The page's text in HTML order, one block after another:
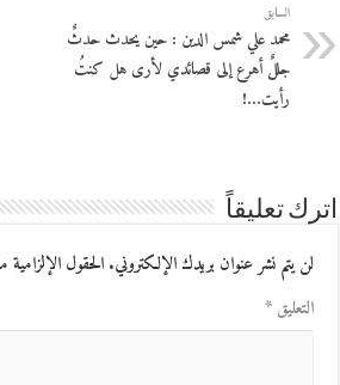
السابق
محمد علي شمس الدين : حين يحدث حدثٌ
جللٌ أهرع إلى قصائدي لأرى هل كنتُ
رأيت…!
اترك تعليقاً
لن يتم نشر عنوان بريدك الإلكتروني.الحقول الإلزامية
التعليق*